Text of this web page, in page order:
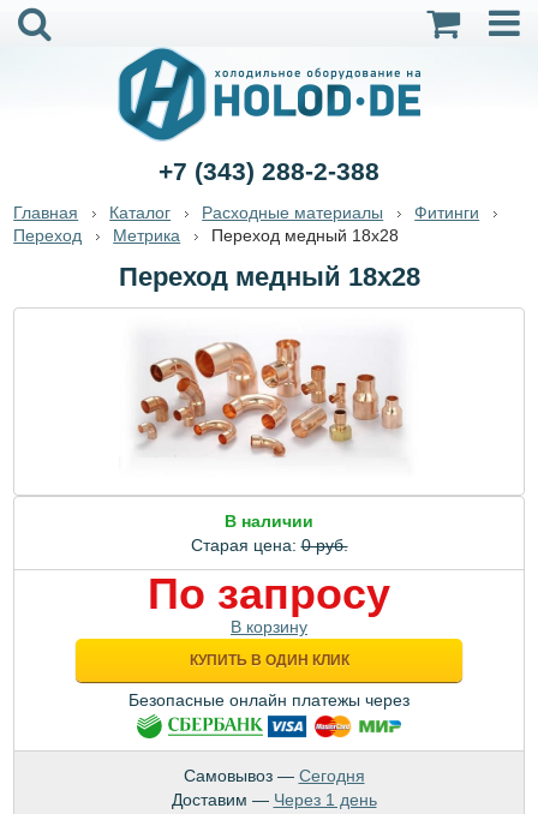
+7 (343) 288-2-388
Главная Каталог Расходные материалы
Фитинги
Переход
Метрика Переход медный 18х28
Переход медный 18х28
В наличии
Старая цена:0 руб.
По запросу
В корзину
КУПИТЬ В ОДИН КЛИК
Безопасные онлайн платежы через
Самовывоз — Сегодня
Доставим — Через 1 день